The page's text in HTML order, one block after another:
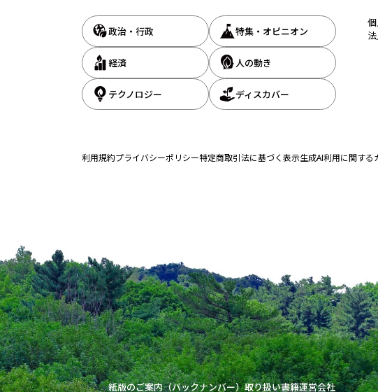
政治・行政 特集・オピニオン
経済 人の動き
テクノロジー ディスカバー
利用規約プライバシーポリシー特定商取引法に基づく表示生成AI利用に関する
紙版のご案内（バックナンバー）取り扱い書籍運営会社